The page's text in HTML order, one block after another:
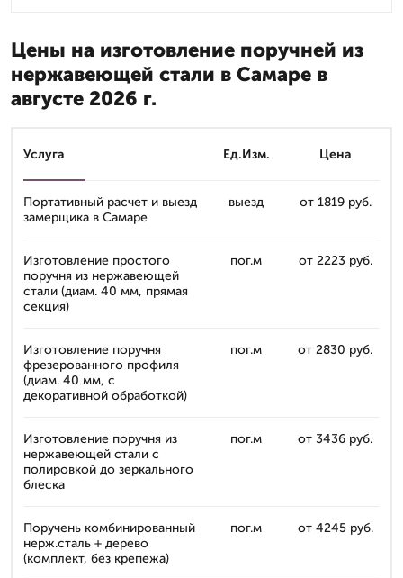
Цены на изготовление поручней из
нержавеющей стали в Самаре в
августе 2026 г.
Услуга Ед.Изм. Цена
Портативный расчет и выезд
замерщика в Самаре
выезд от 1819 руб.
Изготовление простого
поручня из нержавеющей
стали (диам. 40 мм, прямая
секция)
пог.м от 2223 руб.
Изготовление поручня
фрезерованного профиля
(диам. 40 мм, с
декоративной обработкой)
пог.м от 2830 руб.
Изготовление поручня из
нержавеющей стали с
полировкой до зеркального
блеска
пог.м от 3436 руб.
Поручень комбинированный
нерж.сталь + дерево
(комплект, без крепежа)
пог.м от 4245 руб.